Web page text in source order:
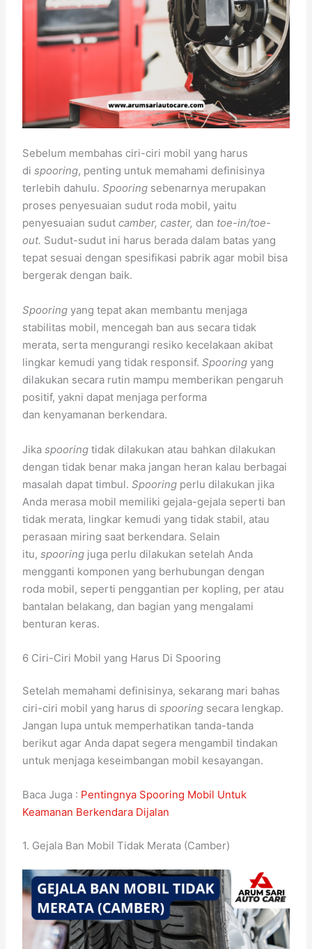
Sebelum membahas ciri-ciri mobil yang harus
dispooring, penting untuk memahami definisinya
terlebih dahulu.Spooring sebenarnya merupakan
proses penyesuaian sudut roda mobil, yaitu
penyesuaian sudutcamber, caster, dan toe-in/toe-
out. Sudut-sudut ini harus berada dalam batas yang
tepat sesuai dengan spesifikasi pabrik agar mobil bisa
bergerak dengan baik.
Spooringyang tepat akan membantu menjaga
stabilitas mobil, mencegah ban aus secara tidak
merata, serta mengurangi resiko kecelakaan akibat
lingkar kemudi yang tidak responsif.Spooringyang
dilakukan secara rutin mampu memberikan pengaruh
positif, yakni dapat menjaga performa
dan kenyamanan berkendara.
Jikaspooringtidak dilakukan atau bahkan dilakukan
dengan tidak benar maka jangan heran kalau berbagai
masalah dapat timbul.Spooring perlu dilakukan jika
Anda merasa mobil memiliki gejala-gejala seperti ban
tidak merata, lingkar kemudi yang tidak stabil, atau
perasaan miring saat berkendara. Selain
itu,spooring juga perlu dilakukan setelah Anda
mengganti komponen yang berhubungan dengan
roda mobil, seperti penggantian per kopling, per atau
bantalan belakang, dan bagian yang mengalami
benturan keras.
6 Ciri-Ciri Mobil yang Harus Di Spooring
Setelah memahami definisinya, sekarang mari bahas
ciri-ciri mobil yang harus dispooring secara lengkap.
Jangan lupa untuk memperhatikan tanda-tanda
berikut agar Anda dapat segera mengambil tindakan
untuk menjaga keseimbangan mobil kesayangan.
Baca Juga : Pentingnya Spooring Mobil Untuk
Keamanan Berkendara Dijalan
1. Gejala Ban Mobil Tidak Merata (Camber)